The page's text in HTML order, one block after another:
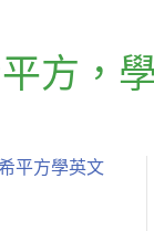
方 ，
平方學英文